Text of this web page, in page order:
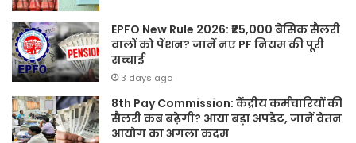
EPFO New Rule 2026: ₹25,000 बेसिक सैलरी
वालों को पेंशन? जानें नए PF नियम की पूरी
सच्चाई
3 days ago
8th Pay Commission: केंद्रीय कर्मचारियों की
सैलरी कब बढ़ेगी? आया बड़ा अपडेट, जानें वेतन
आयोग का अगला कदम